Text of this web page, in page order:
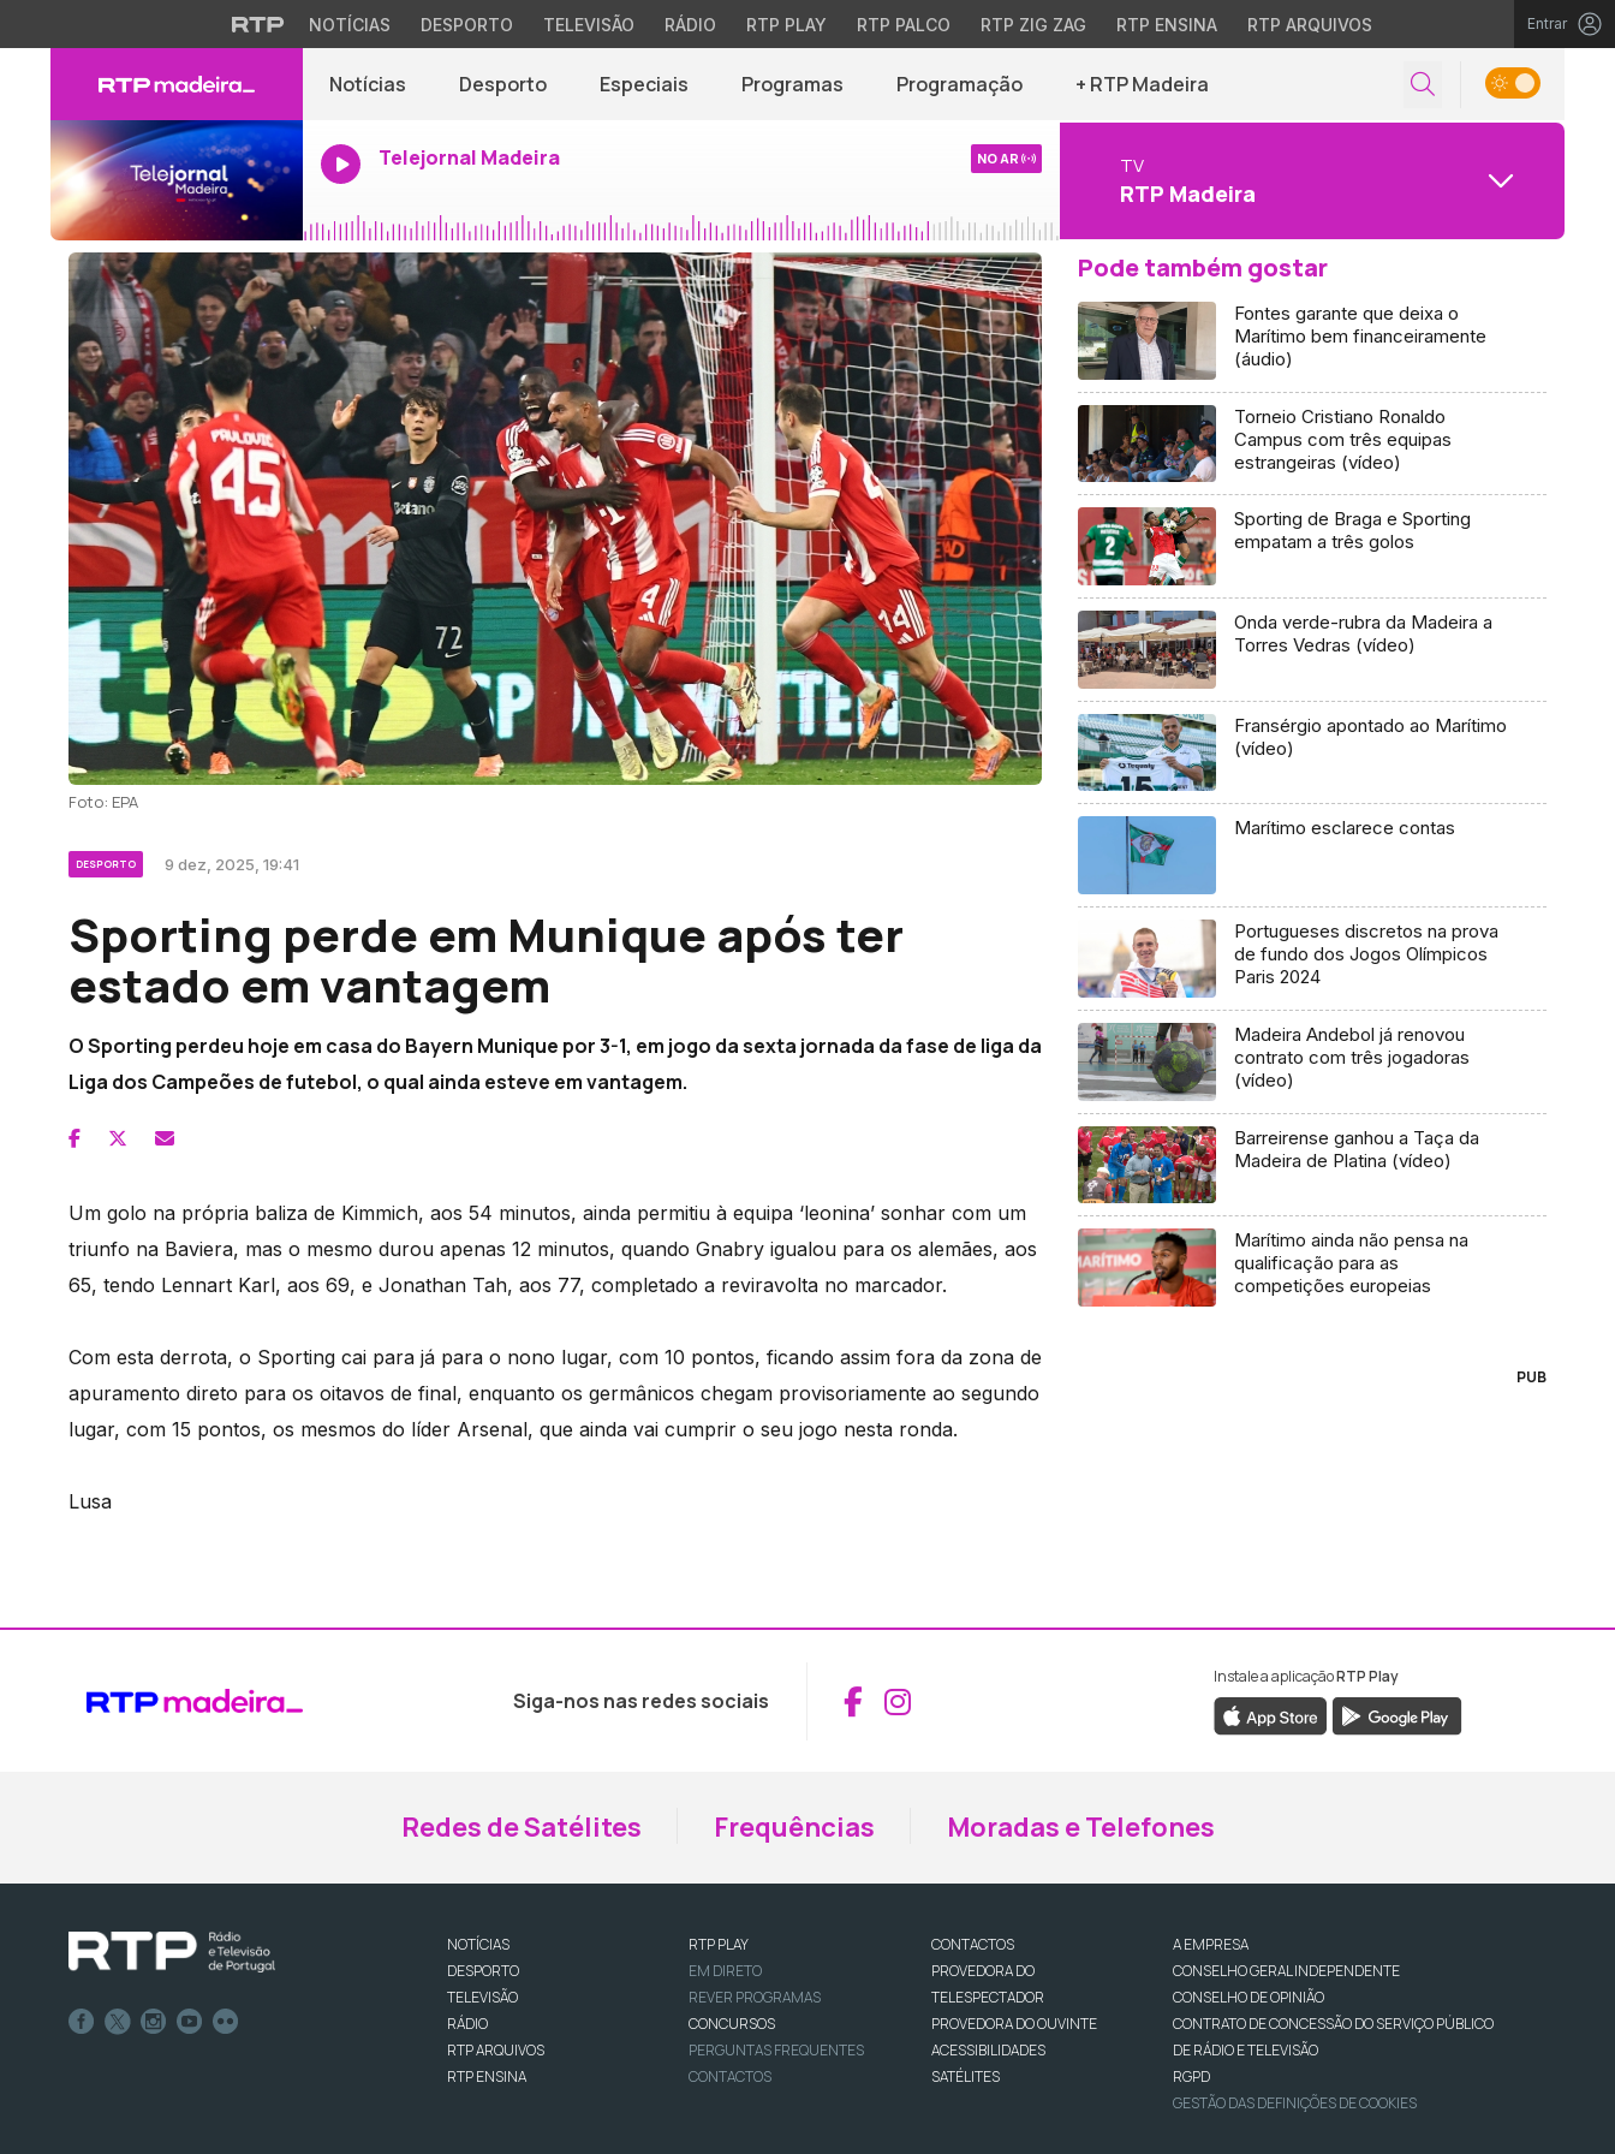
NOTÍCIAS DESPORTO TELEVISÃO RÁDIO RTP PLAY RTP PALCO RTP ZIG ZAG RTP ENSINA RTP ARQUIVOS Entrar
Notícias Desporto Especiais Programas Programação + RTP Madeira
Telejornal Madeira NO AR TV
RTP Madeira
Foto: EPA
DESPORTO 9 dez, 2025, 19:41
Sporting perde em Munique após ter
estado em vantagem
O Sporting perdeu hoje em casa do Bayern Munique por 3-1, em jogo da sexta jornada da fase de liga da
Liga dos Campeões de futebol, o qual ainda esteve em vantagem.
Um golo na própria baliza de Kimmich, aos 54 minutos, ainda permitiu à equipa ‘leonina’ sonhar com um
triunfo na Baviera, mas o mesmo durou apenas 12 minutos, quando Gnabry igualou para os alemães, aos
65, tendo Lennart Karl, aos 69, e Jonathan Tah, aos 77, completado a reviravolta no marcador.
Com esta derrota, o Sporting cai para já para o nono lugar, com 10 pontos, ficando assim fora da zona de
apuramento direto para os oitavos de final, enquanto os germânicos chegam provisoriamente ao segundo
lugar, com 15 pontos, os mesmos do líder Arsenal, que ainda vai cumprir o seu jogo nesta ronda.
Lusa
Pode também gostar
Fontes garante que deixa o
Marítimo bem financeiramente
(áudio)
Torneio Cristiano Ronaldo
Campus com três equipas
estrangeiras (vídeo)
Sporting de Braga e Sporting
empatam a três golos
Onda verde-rubra da Madeira a
Torres Vedras (vídeo)
Fransérgio apontado ao Marítimo
(vídeo)
Marítimo esclarece contas
Portugueses discretos na prova
de fundo dos Jogos Olímpicos
Paris 2024
Madeira Andebol já renovou
contrato com três jogadoras
(vídeo)
Barreirense ganhou a Taça da
Madeira de Platina (vídeo)
Marítimo ainda não pensa na
qualificação para as
competições europeias
PUB
Siga-nos nas redes sociais Aceder ao Facebook da RTP Madeira
Aceder ao Instagram da RTP Madeira
Instale a aplicaçãoRTP Play
Redes de Satélites Frequências Moradas e Telefones
NOTÍCIAS
DESPORTO
TELEVISÃO
RÁDIO
RTP ARQUIVOS
RTP ENSINA
RTP PLAY
EM DIRETO
REVER PROGRAMAS
CONCURSOS
PERGUNTAS FREQUENTES
CONTACTOS
CONTACTOS
PROVEDORA DO
TELESPECTADOR
PROVEDORA DO OUVINTE
ACESSIBILIDADES
SATÉLITES
A EMPRESA
CONSELHO GERAL INDEPENDENTE
CONSELHO DE OPINIÃO
CONTRATO DE CONCESSÃO DO SERVIÇO PÚBLICO
DE RÁDIO E TELEVISÃO
RGPD
GESTÃO DAS DEFINIÇÕES DE COOKIES